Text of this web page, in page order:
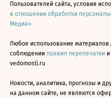
Пользователей сайта, условия
в отношении обработки
Медиа»
Любое использование материалов
соблюдении правил перепечатки
vedomosti.ru
Новости, аналитика, прогнозы и
на данном сайте, не являются